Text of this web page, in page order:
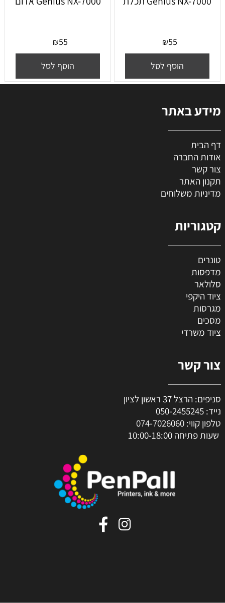
₪55
הוסף לסל
₪55
הוסף לסל
מידע באתר
דף הבית
אודות החברה
צור קשר
תקנון האתר
מדיניות משלוחים
קטגוריות
טונרים
מדפסות
סלולאר
ציוד היקפי
מגרסות
מסכים
ציוד משרדי
צור קשר
סניפים: הרצל 37 ראשון לציון
נייד: 050-2455245
טלפון קווי: 074-7026060
שעות פתיחה 10:00-18:00